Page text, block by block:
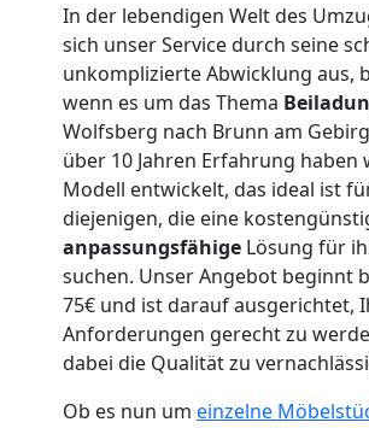
In der lebendigen Welt des
sich unser Service durch seine
unkomplizierte Abwicklung aus,
wenn es um das Thema
Wolfsberg nach Brunn am
über 10 Jahren Erfahrung haben
Modell entwickelt, das ideal ist
diejenigen, die eine
anpassungsfähige Lösung für
suchen. Unser Angebot beginnt
75€ und ist darauf ausgerichtet,
Anforderungen gerecht zu
dabei die Qualität zu
Ob es nun um einzelne
Umzugshelfer
Wolfsberg
Möbeltaxi
Wolfsberg
Kleintransport
Wolfsberg